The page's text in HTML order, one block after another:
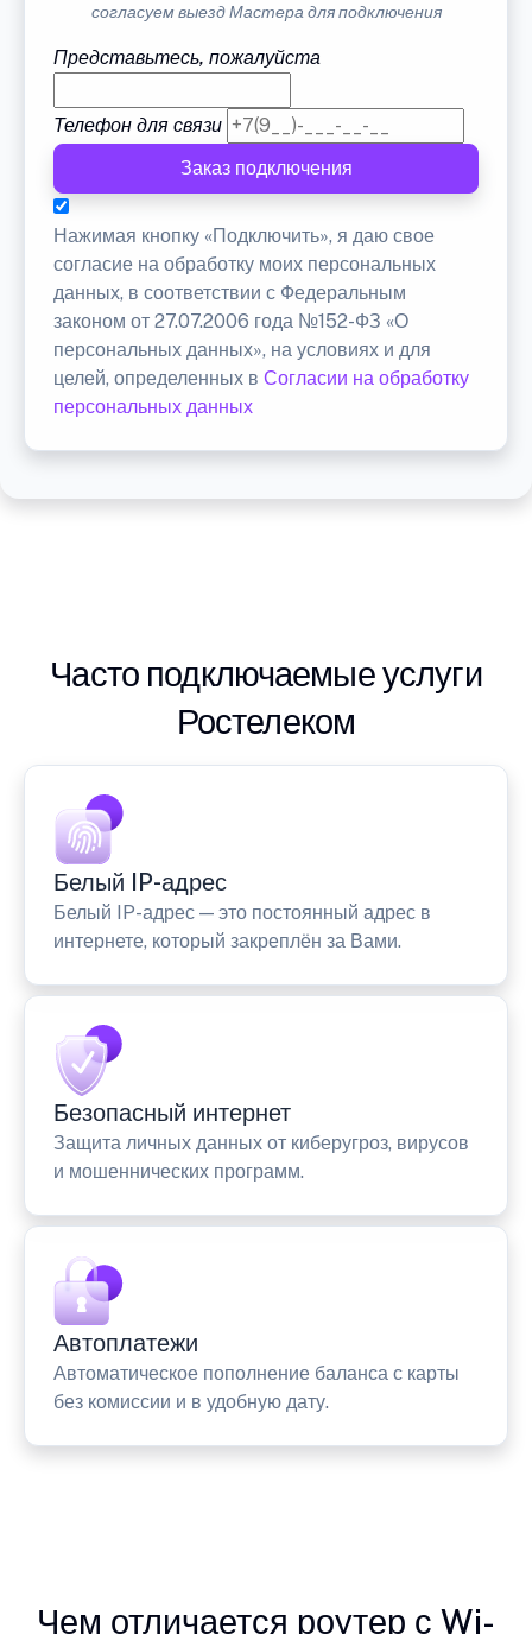
согласуем выезд Мастера для подключения
Представьтесь, пожалуйста
Телефон для связи
Заказ подключения
Нажимая кнопку «Подключить», я даю свое
согласие на обработку моих персональных
данных, в соответствии с Федеральным
законом от 27.07.2006 года №152-ФЗ «О
персональных данных», на условиях и для
целей, определенных в Согласии на обработку
персональных данных
Часто подключаемые услуги
Ростелеком
Белый IP-адрес
Белый IP-адрес — это постоянный адрес в
интернете, который закреплён за Вами.
Безопасный интернет
Защита личных данных от киберугроз, вирусов
и мошеннических программ.
Автоплатежи
Автоматическое пополнение баланса с карты
без комиссии и в удобную дату.
Чем отличается роутер с Wi-